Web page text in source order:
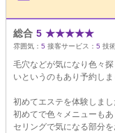
総合 5 ★★★★★
雰囲気： 5 接客サービス： 5 技
毛穴などが気になり色々
いというのもあり予約しま
初めてエステを体験しまし
初めてで色々メニューも
セリングで気になる部分